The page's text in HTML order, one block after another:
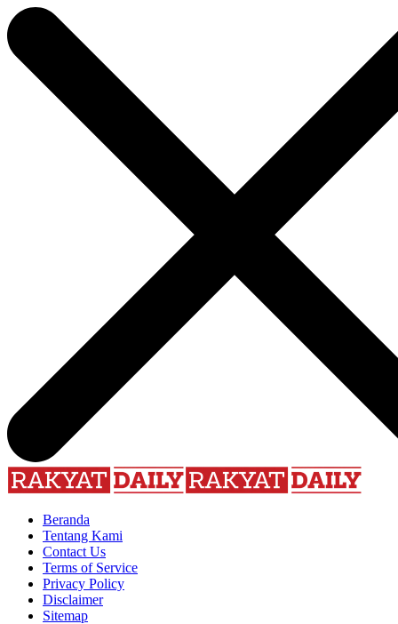
Beranda
Tentang Kami
Contact Us
Terms of Service
Privacy Policy
Disclaimer
Sitemap